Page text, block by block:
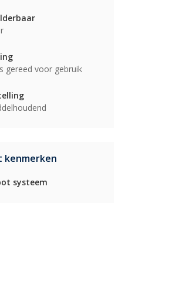
gereed voor gebruik
kenmerken
systeem